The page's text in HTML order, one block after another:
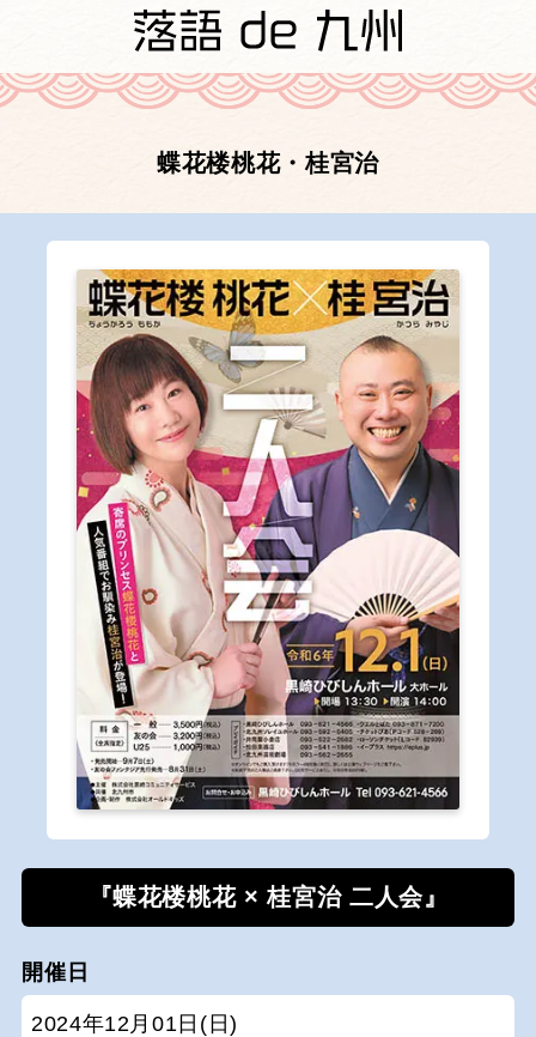
蝶花楼桃花・桂宮治
『蝶花楼桃花 × 桂宮治 二人会』
開催日
2024年12月01日(日)